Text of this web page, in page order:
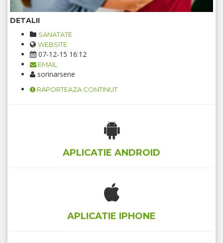
DETALII
SANATATE
WEBSITE
07-12-15 16:12
EMAIL
sorinarsene
RAPORTEAZA CONTINUT
APLICATIE ANDROID
APLICATIE IPHONE